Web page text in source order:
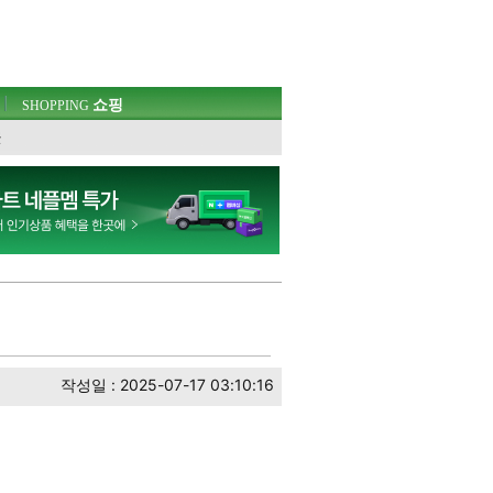
SHOPPING 쇼핑
작성일 : 2025-07-17 03:10:16